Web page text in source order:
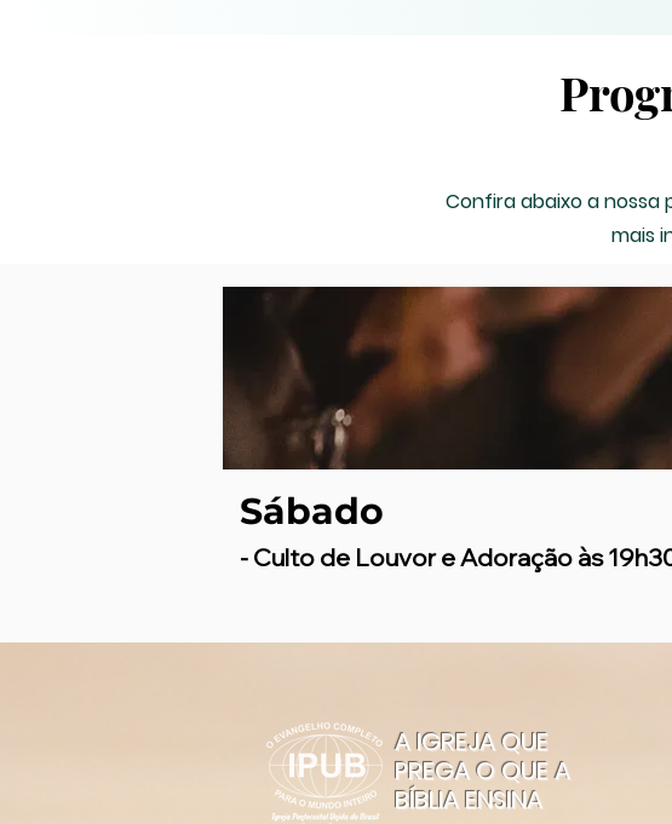
Confira abaixo a
mais
Sábado
- Culto de Louvor e Adoração às
A IGREJA QUE
PREGA O QUE A
BÍBLIA ENSINA